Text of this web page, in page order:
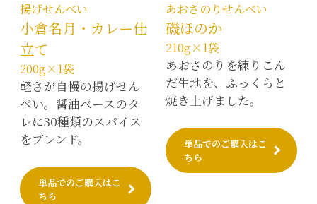
揚げせんべい
小倉名月・カレー仕
立て
200g×1袋
軽さが自慢の揚げせん
べい。醤油ベースのタ
レに30種類のスパイス
をブレンド。
単品でのご購入はこ
ちら
あおさのりせんべい
磯ほのか
210g×1袋
あおさのりを練りこん
だ生地を、ふっくらと
焼き上げました。
単品でのご購入はこ
ちら